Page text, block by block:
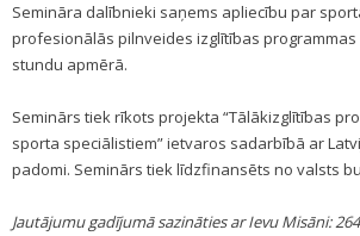
Semināra dalībnieki saņems apliecību par
profesionālās pilnveides izglītības
stundu apmērā.
Seminārs tiek rīkots projekta “Tālākizglītības
sporta speciālistiem” ietvaros sadarbībā ar
padomi. Seminārs tiek līdzfinansēts no valsts
Jautājumu gadījumā sazināties ar Ievu Misāni: